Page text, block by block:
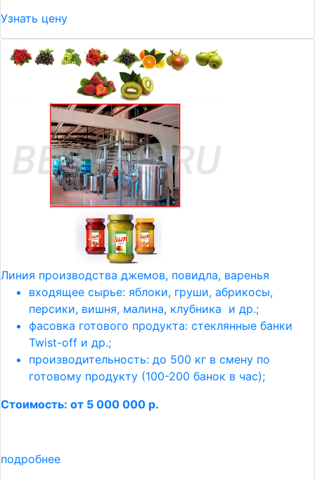
Узнать цену
Линия производства джемов, повидла, варенья
входящее сырье: яблоки, груши, абрикосы,
персики, вишня, малина, клубника и др.;
фасовка готового продукта: стеклянные банки
Twist-off и др.;
производительность: до 500 кг в смену по
готовому продукту (100-200 банок в час);
Стоимость: от 5 000 000 р.
подробнее